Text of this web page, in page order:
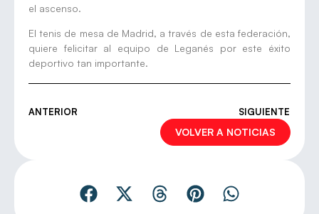
el ascenso.
El tenis de mesa de Madrid, a través de esta federación,
quiere felicitar al equipo de Leganés por este éxito
deportivo tan importante.
ANTERIOR SIGUIENTE
VOLVER A NOTICIAS